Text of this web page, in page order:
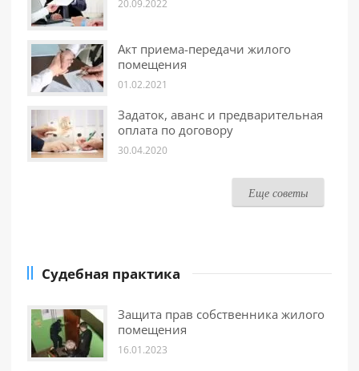
20.09.2022
Акт приема-передачи жилого
помещения
01.02.2021
Задаток, аванс и предварительная
оплата по договору
30.04.2020
Еще советы
Судебная практика
Защита прав собственника жилого
помещения
16.01.2023